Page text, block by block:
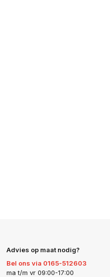
Advies op maat nodig?
Bel ons via 0165-512603
ma t/m vr 09:00-17:00